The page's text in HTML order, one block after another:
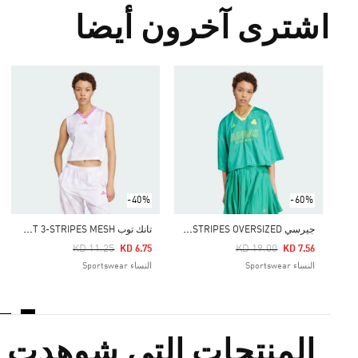
اشترى آخرون أيضا
-60%
ج
يرسي TIRO CUT 3-STRIPES OVERSIZED
Price Reduced From
KD 19.00
To KD 7.56
النساء Sportswear
-40%
ت
انك توب TIRO CUT 3-STRIPES MESH
Price Reduced From
KD 11.25
To KD 6.75
النساء Sportswear